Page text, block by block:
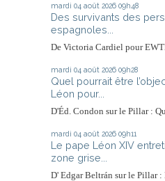
mardi 04 août 2026 09h48
Des survivants des
espagnoles...
De Victoria Cardiel pour
mardi 04 août 2026 09h28
Quel pourrait être
Léon pour...
D'Éd. Condon sur le Pillar :
mardi 04 août 2026 09h11
Le pape Léon XIV
zone grise...
D' Edgar Beltrán sur le Pillar :